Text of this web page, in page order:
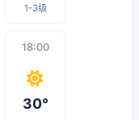
1-3级
18:00
30°